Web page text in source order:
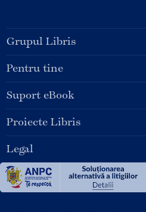
Grupul Libris
Pentru tine
Suport eBook
Proiecte Libris
Legal